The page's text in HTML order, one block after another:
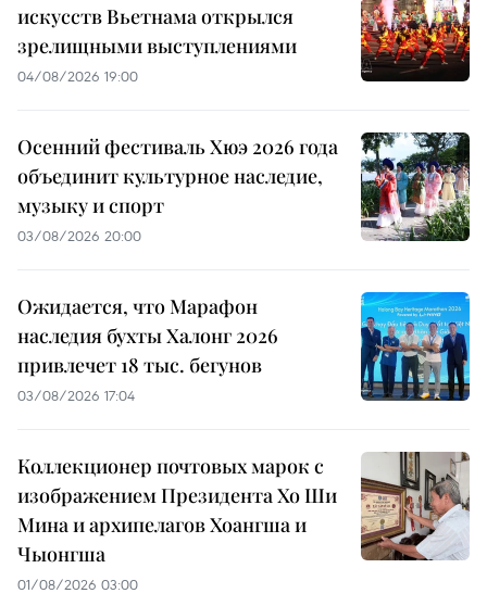
искусств Вьетнама открылся
зрелищными выступлениями
04/08/2026 19:00
Осенний фестиваль Хюэ 2026 года
объединит культурное наследие,
музыку и спорт
03/08/2026 20:00
Ожидается, что Марафон
наследия бухты Халонг 2026
привлечет 18 тыс. бегунов
03/08/2026 17:04
Коллекционер почтовых марок с
изображением Президента Хо Ши
Мина и архипелагов Хоангша и
Чыонгша
01/08/2026 03:00